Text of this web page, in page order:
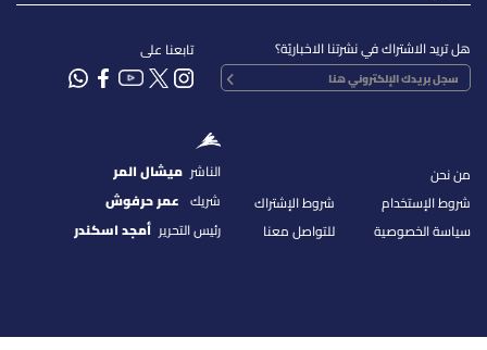
هل تريد الاشتراك في نشرتنا الاخباريّة؟ تابعنا على
من نحن
شروط الإستخدام
سياسة الخصوصية
شروط الإشتراك
للتواصل معنا
الناشر ميشال المر
شريك عمر حرفوش
رئيس التحرير أمجد اسكندر